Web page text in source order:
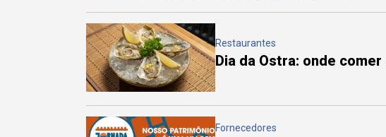
Restaurantes
Dia da Ostra: onde
Fornecedores